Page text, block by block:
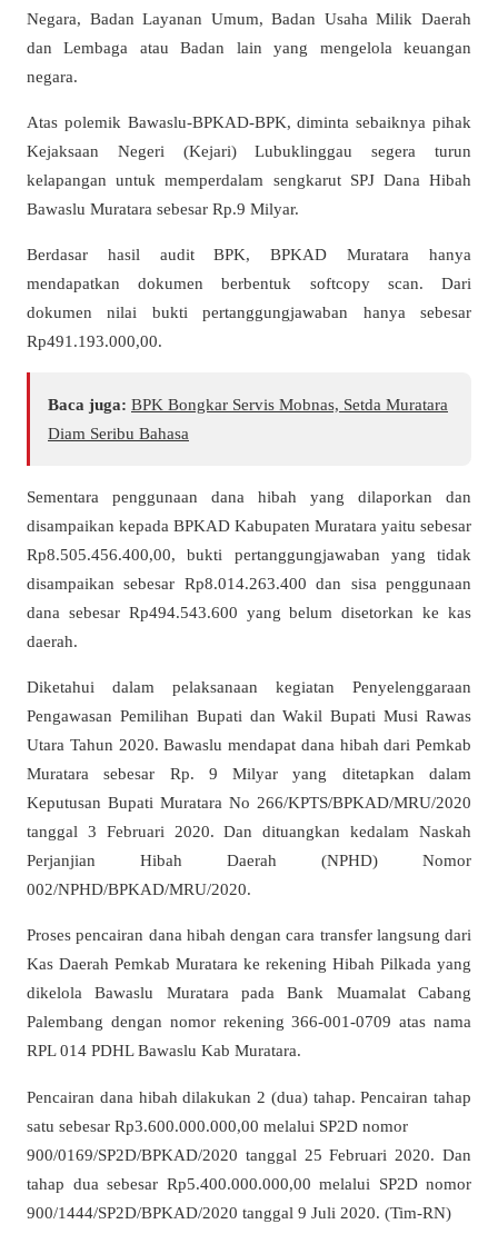
Negara, Badan Layanan Umum, Badan Usaha Milik Daerah
dan Lembaga atau Badan lain yang mengelola keuangan
negara.
Atas polemik Bawaslu-BPKAD-BPK, diminta sebaiknya pihak
Kejaksaan Negeri (Kejari) Lubuklinggau segera turun
kelapangan untuk memperdalam sengkarut SPJ Dana Hibah
Bawaslu Muratara sebesar Rp.9 Milyar.
Berdasar hasil audit BPK, BPKAD Muratara hanya
mendapatkan dokumen berbentuk softcopy scan. Dari
dokumen nilai bukti pertanggungjawaban hanya sebesar
Rp491.193.000,00.
Baca juga: BPK Bongkar Servis Mobnas, Setda Muratara
Diam Seribu Bahasa
Sementara penggunaan dana hibah yang dilaporkan dan
disampaikan kepada BPKAD Kabupaten Muratara yaitu sebesar
Rp8.505.456.400,00, bukti pertanggungjawaban yang tidak
disampaikan sebesar Rp8.014.263.400 dan sisa penggunaan
dana sebesar Rp494.543.600 yang belum disetorkan ke kas
daerah.
Diketahui dalam pelaksanaan kegiatan Penyelenggaraan
Pengawasan Pemilihan Bupati dan Wakil Bupati Musi Rawas
Utara Tahun 2020. Bawaslu mendapat dana hibah dari Pemkab
Muratara sebesar Rp. 9 Milyar yang ditetapkan dalam
Keputusan Bupati Muratara No 266/KPTS/BPKAD/MRU/2020
tanggal 3 Februari 2020. Dan dituangkan kedalam Naskah
Perjanjian Hibah Daerah (NPHD) Nomor
002/NPHD/BPKAD/MRU/2020.
Proses pencairan dana hibah dengan cara transfer langsung dari
Kas Daerah Pemkab Muratara ke rekening Hibah Pilkada yang
dikelola Bawaslu Muratara pada Bank Muamalat Cabang
Palembang dengan nomor rekening 366-001-0709 atas nama
RPL 014 PDHL Bawaslu Kab Muratara.
Pencairan dana hibah dilakukan 2 (dua) tahap. Pencairan tahap
satu sebesar Rp3.600.000.000,00 melalui SP2D nomor
900/0169/SP2D/BPKAD/2020 tanggal 25 Februari 2020. Dan
tahap dua sebesar Rp5.400.000.000,00 melalui SP2D nomor
900/1444/SP2D/BPKAD/2020 tanggal 9 Juli 2020. (Tim-RN)